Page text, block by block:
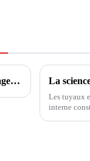
Solutions de chauffage et de refroidissement industriels
Les tuyaux
interne